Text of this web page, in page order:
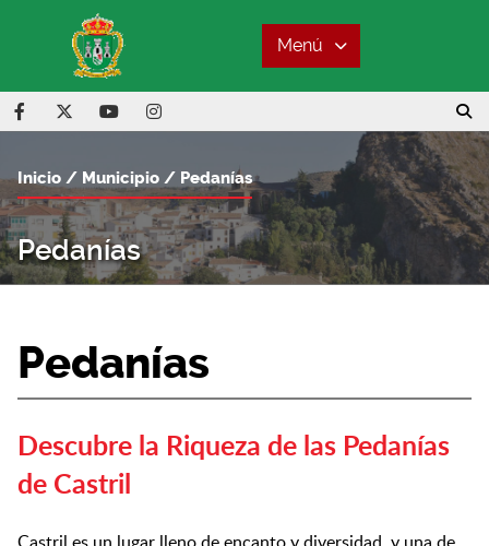
Menú
Pedanías
Inicio Municipio Pedanías
Pedanías
Descubre la Riqueza de las Pedanías
de Castril